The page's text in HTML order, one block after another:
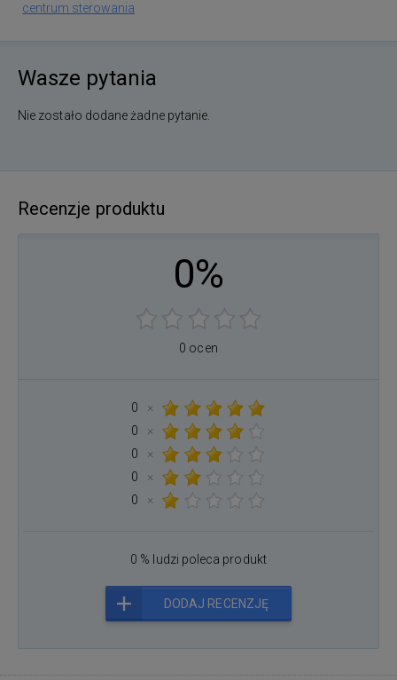
centrum sterowania
Wasze pytania
Nie zostało dodane żadne pytanie.
Recenzje produktu
0%
0 ocen
0
×
0
×
0
×
0
×
0
×
0 % ludzi poleca produkt
DODAJ RECENZJĘ